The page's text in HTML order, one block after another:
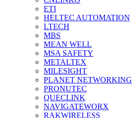
ETI
HELTEC AUTOMATION
LTECH
MBS
MEAN WELL
MSA SAFETY
METALTEX
MILESIGHT
PLANET NETWORKING
PRONUTEC
QUECLINK
NAVIGATEWORX
RAKWIRELESS